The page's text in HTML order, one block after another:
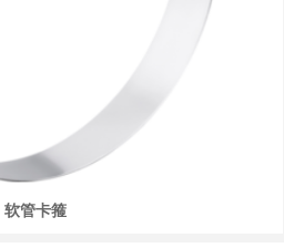
软管卡箍